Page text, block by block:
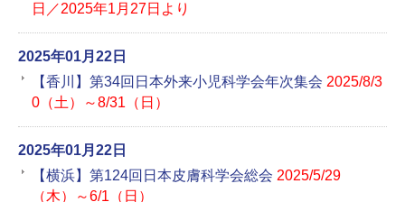
日／2025年1月27日より
2025年01月22日
【香川】第34回日本外来小児科学会年次集会 2025/8/3
0（土）～8/31（日）
2025年01月22日
【横浜】第124回日本皮膚科学会総会 2025/5/29
（木）～6/1（日）